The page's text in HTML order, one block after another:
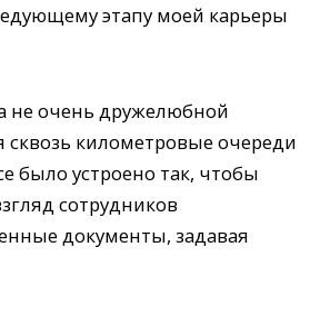
этапу моей карьеры
не очень дружелюбной
сквозь километровые очереди
было устроено так, чтобы
сотрудников
документы, задавая